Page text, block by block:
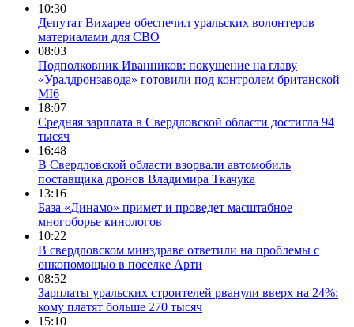
10:30
Депутат Вихарев обеспечил уральских волонтеров
материалами для СВО
08:03
Подполковник Иванников: покушение на главу
«Уралдронзавода» готовили под контролем британской
MI6
18:07
Средняя зарплата в Свердловской области достигла 94
тысяч
16:48
В Свердловской области взорвали автомобиль
поставщика дронов Владимира Ткачука
13:16
База «Динамо» примет и проведет масштабное
многоборье кинологов
10:22
В свердловском минздраве ответили на проблемы с
онкопомощью в поселке Арти
08:52
Зарплаты уральских строителей рванули вверх на 24%:
кому платят больше 270 тысяч
15:10